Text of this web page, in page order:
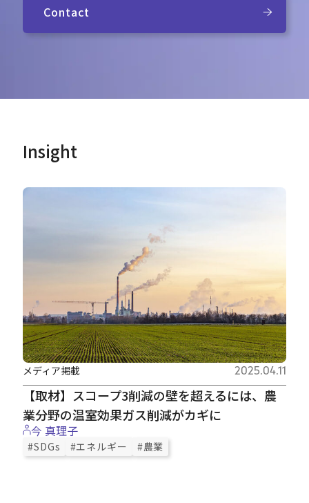
Contact
Insight
【取材】スコープ3削減の壁を超えるには、農
業分野の温室効果ガス削減がカギに
メディア掲載 2025.04.11
今 真理子
#SDGs #エネルギー #農業